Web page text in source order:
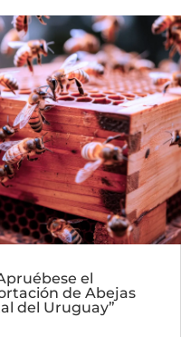
el
de Abejas
del Uruguay”